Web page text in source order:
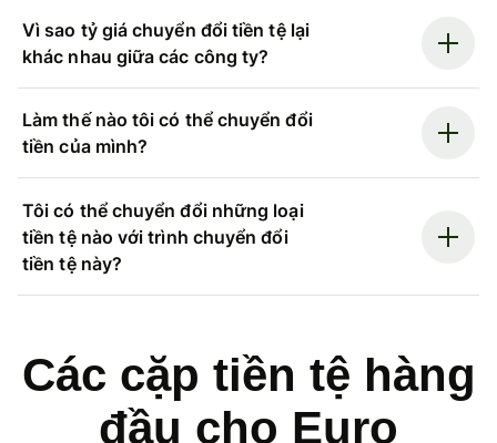
Vì sao tỷ giá chuyển đổi tiền tệ lại
khác nhau giữa các công ty?
Làm thế nào tôi có thể chuyển đổi
tiền của mình?
Tôi có thể chuyển đổi những loại
tiền tệ nào với trình chuyển đổi
tiền tệ này?
Các cặp tiền tệ hàng
đầu cho Euro